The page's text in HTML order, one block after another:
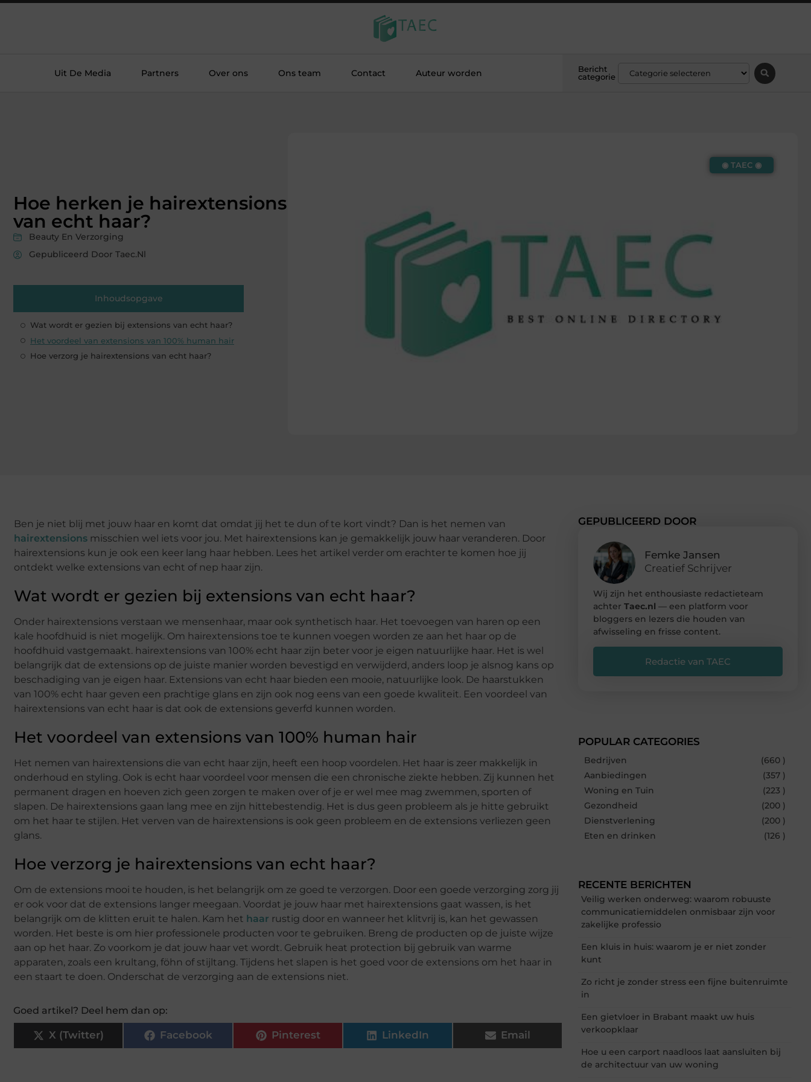
Uit De Media Partners Over ons Ons team Contact Auteur worden
Bericht
categorie
Hoe herken je hairextensions
van echt haar?
Beauty En Verzorging
Gepubliceerd Door Taec.nl
Inhoudsopgave
Wat wordt er gezien bij extensions van echt haar?
Het voordeel van extensions van 100% human hair
Hoe verzorg je hairextensions van echt haar?
◉ TAEC ◉
Ben je niet blij met jouw haar en komt dat omdat jij het te dun of te kort vindt? Dan is het nemen van
hairextensions misschien wel iets voor jou. Met hairextensions kan je gemakkelijk jouw haar veranderen. Door
hairextensions kun je ook een keer lang haar hebben. Lees het artikel verder om erachter te komen hoe jij
ontdekt welke extensions van echt of nep haar zijn.
Wat wordt er gezien bij extensions van echt haar?
Onder hairextensions verstaan we mensenhaar, maar ook synthetisch haar. Het toevoegen van haren op een
kale hoofdhuid is niet mogelijk. Om hairextensions toe te kunnen voegen worden ze aan het haar op de
hoofdhuid vastgemaakt. hairextensions van 100% echt haar zijn beter voor je eigen natuurlijke haar. Het is wel
belangrijk dat de extensions op de juiste manier worden bevestigd en verwijderd, anders loop je alsnog kans op
beschadiging van je eigen haar. Extensions van echt haar bieden een mooie, natuurlijke look. De haarstukken
van 100% echt haar geven een prachtige glans en zijn ook nog eens van een goede kwaliteit. Een voordeel van
hairextensions van echt haar is dat ook de extensions geverfd kunnen worden.
Het voordeel van extensions van 100% human hair
Het nemen van hairextensions die van echt haar zijn, heeft een hoop voordelen. Het haar is zeer makkelijk in
onderhoud en styling. Ook is echt haar voordeel voor mensen die een chronische ziekte hebben. Zij kunnen het
permanent dragen en hoeven zich geen zorgen te maken over of je er wel mee mag zwemmen, sporten of
slapen. De hairextensions gaan lang mee en zijn hittebestendig. Het is dus geen probleem als je hitte gebruikt
om het haar te stijlen. Het verven van de hairextensions is ook geen probleem en de extensions verliezen geen
glans.
Hoe verzorg je hairextensions van echt haar?
Om de extensions mooi te houden, is het belangrijk om ze goed te verzorgen. Door een goede verzorging zorg jij
er ook voor dat de extensions langer meegaan. Voordat je jouw haar met hairextensions gaat wassen, is het
belangrijk om de klitten eruit te halen. Kam het haar rustig door en wanneer het klitvrij is, kan het gewassen
worden. Het beste is om hier professionele producten voor te gebruiken. Breng de producten op de juiste wijze
aan op het haar. Zo voorkom je dat jouw haar vet wordt. Gebruik heat protection bij gebruik van warme
apparaten, zoals een krultang, föhn of stijltang. Tijdens het slapen is het goed voor de extensions om het haar in
een staart te doen. Onderschat de verzorging aan de extensions niet.
Goed artikel? Deel hem dan op:
X (Twitter) Facebook Pinterest LinkedIn Email
GEPUBLICEERD DOOR
Femke Jansen
Creatief Schrijver
Wij zijn het enthousiaste redactieteam
achter Taec.nl — een platform voor
bloggers en lezers die houden van
afwisseling en frisse content.
Redactie van TAEC
POPULAR CATEGORIES
Bedrijven
(660 )
Aanbiedingen
(357 )
Woning en Tuin
(223 )
Gezondheid
(200 )
Dienstverlening
(200 )
Eten en drinken
(126 )
RECENTE BERICHTEN
Veilig werken onderweg: waarom robuuste
communicatiemiddelen onmisbaar zijn voor
zakelijke professio
Een kluis in huis: waarom je er niet zonder
kunt
Zo richt je zonder stress een fijne buitenruimte
in
Een gietvloer in Brabant maakt uw huis
verkoopklaar
Hoe u een carport naadloos laat aansluiten bij
de architectuur van uw woning